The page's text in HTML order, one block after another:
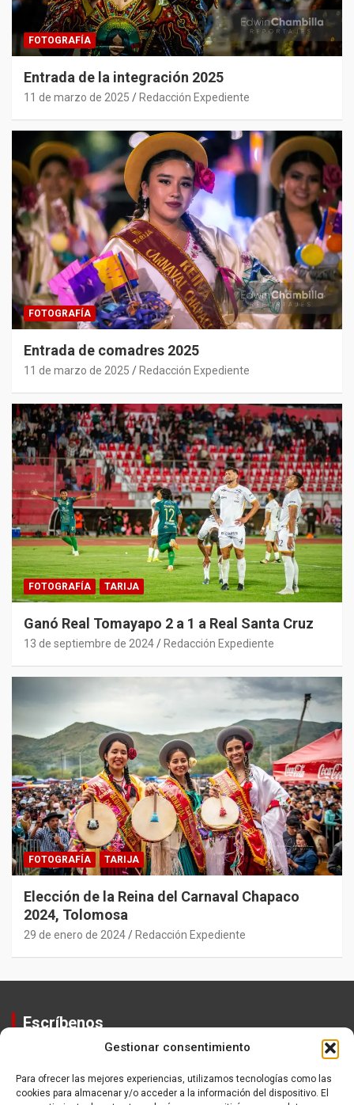
Gestionar consentimiento
Para ofrecer las mejores experiencias, utilizamos tecnologías como las
cookies para almacenar y/o acceder a la información del dispositivo. El
FOTOGRAFÍA
Entrada de la integración 2025
11 de marzo de 2025 Redacción Expediente
FOTOGRAFÍA
Entrada de comadres 2025
11 de marzo de 2025 Redacción Expediente
FOTOGRAFÍA TARIJA
Ganó Real Tomayapo 2 a 1 a Real Santa Cruz
13 de septiembre de 2024 Redacción Expediente
FOTOGRAFÍA TARIJA
Elección de la Reina del Carnaval Chapaco
2024, Tolomosa
29 de enero de 2024 Redacción Expediente
Escríbenos
Equipo
Política de Privacidad